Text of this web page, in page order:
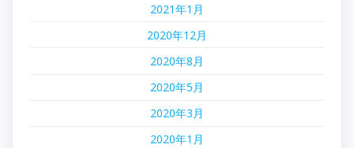
2021年1月
2020年12月
2020年8月
2020年5月
2020年3月
2020年1月